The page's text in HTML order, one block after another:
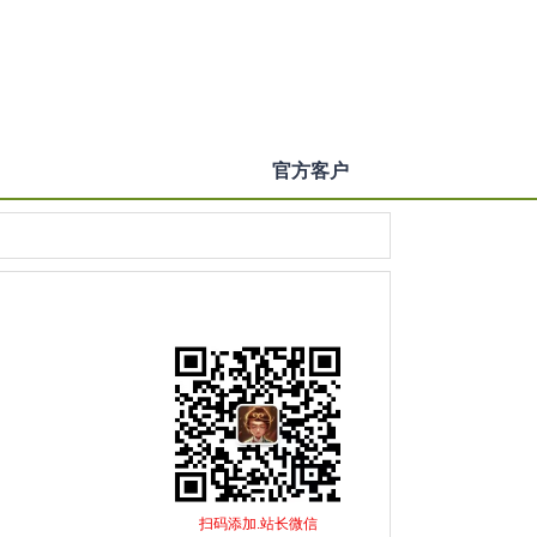
官方客户
扫码添加.站长微信